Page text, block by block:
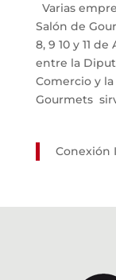
Varias
Salón de
8, 9 10 y 11
entre la
Comercio y la
Gourmets
Conexión